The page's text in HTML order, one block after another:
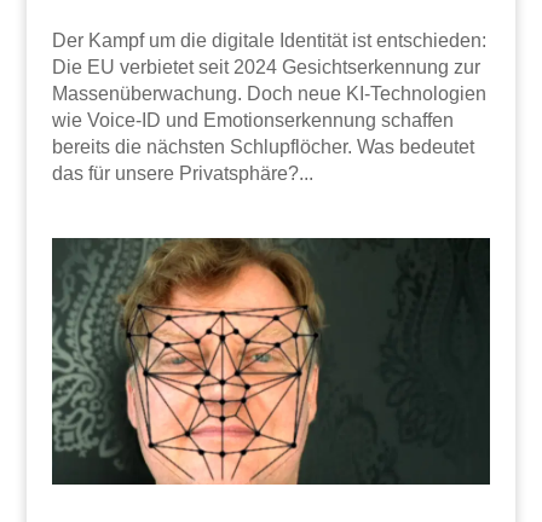
Der Kampf um die digitale Identität ist entschieden:
Die EU verbietet seit 2024 Gesichtserkennung zur
Massenüberwachung. Doch neue KI-Technologien
wie Voice-ID und Emotionserkennung schaffen
bereits die nächsten Schlupflöcher. Was bedeutet
das für unsere Privatsphäre?...